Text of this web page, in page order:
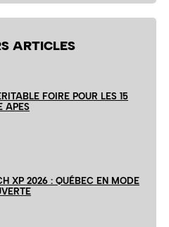
ARTICLES
FOIRE POUR LES 15
APES
XP 2026 : QUÉBEC EN MODE